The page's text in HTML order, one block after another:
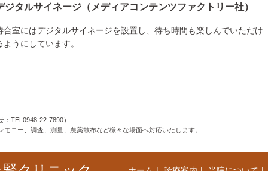
ジタルサイネージ（メディアコンテンツファクトリー社）
合室にはデジタルサイネージを設置し、待ち時間も楽しんでいただけ
ようにしています。
TEL0948-22-7890）
ニー、調査、測量、農薬散布など様々な場面へ対応いたします。